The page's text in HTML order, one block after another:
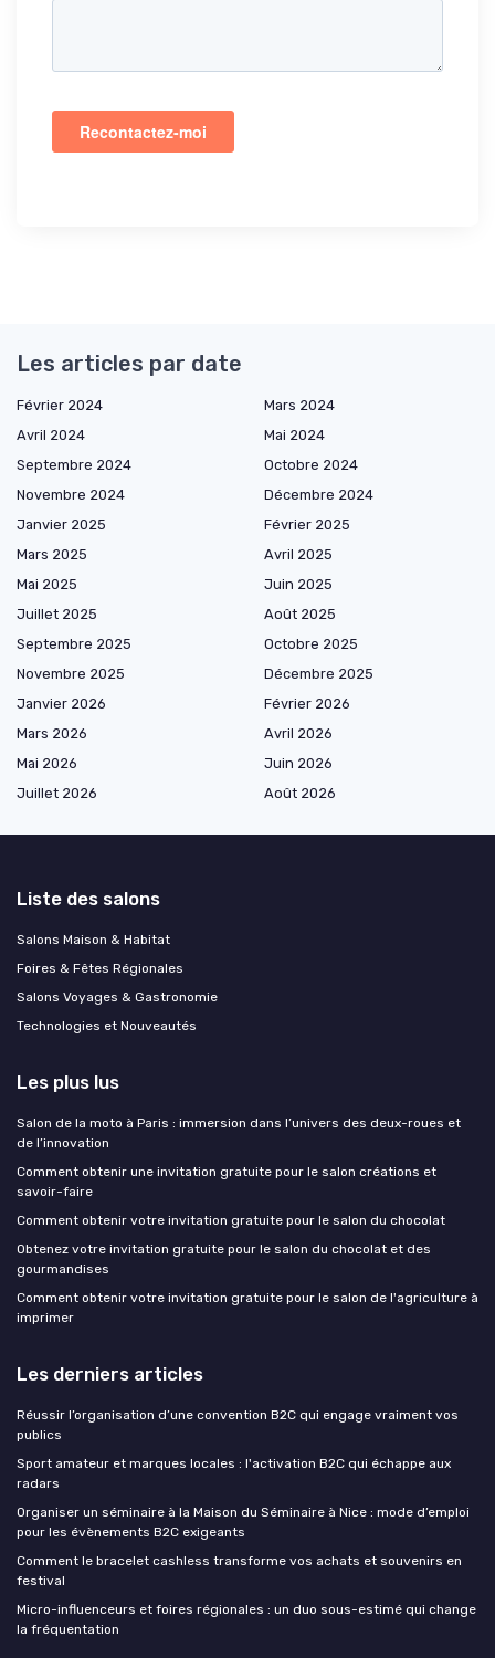
Les articles par date
Février 2024
Mars 2024
Avril 2024
Mai 2024
Septembre 2024
Octobre 2024
Novembre 2024
Décembre 2024
Janvier 2025
Février 2025
Mars 2025
Avril 2025
Mai 2025
Juin 2025
Juillet 2025
Août 2025
Septembre 2025
Octobre 2025
Novembre 2025
Décembre 2025
Janvier 2026
Février 2026
Mars 2026
Avril 2026
Mai 2026
Juin 2026
Juillet 2026
Août 2026
Liste des salons
Salons Maison & Habitat
Foires & Fêtes Régionales
Salons Voyages & Gastronomie
Technologies et Nouveautés
Les plus lus
Salon de la moto à Paris : immersion dans l’univers des deux-roues et
de l’innovation
Comment obtenir une invitation gratuite pour le salon créations et
savoir-faire
Comment obtenir votre invitation gratuite pour le salon du chocolat
Obtenez votre invitation gratuite pour le salon du chocolat et des
gourmandises
Comment obtenir votre invitation gratuite pour le salon de l'agriculture à
imprimer
Les derniers articles
Réussir l’organisation d’une convention B2C qui engage vraiment vos
publics
Sport amateur et marques locales : l'activation B2C qui échappe aux
radars
Organiser un séminaire à la Maison du Séminaire à Nice : mode d’emploi
pour les évènements B2C exigeants
Comment le bracelet cashless transforme vos achats et souvenirs en
festival
Micro-influenceurs et foires régionales : un duo sous-estimé qui change
la fréquentation